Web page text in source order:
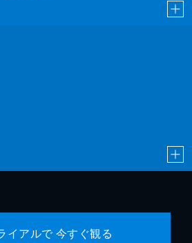
イアルで 今すぐ観る